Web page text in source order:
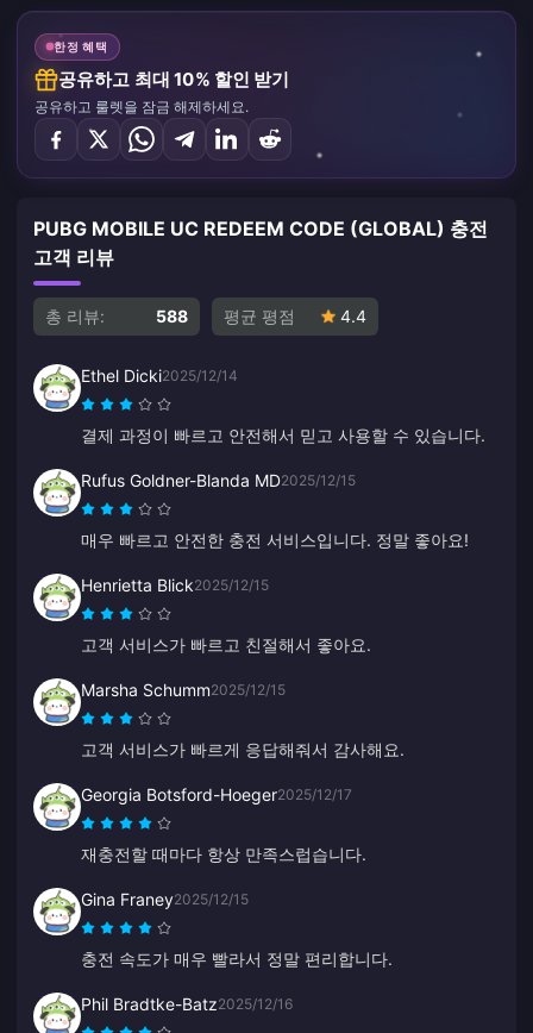
한정 혜택
공유하고 최대 10% 할인 받기
공유하고 룰렛을 잠금 해제하세요.
PUBG MOBILE UC REDEEM CODE (GLOBAL) 충전
고객 리뷰
총 리뷰: 588 평균 평점 4.4
Ethel Dicki2025/12/14
결제 과정이 빠르고 안전해서 믿고 사용할 수 있습니다.
Rufus Goldner-Blanda MD2025/12/15
매우 빠르고 안전한 충전 서비스입니다. 정말 좋아요!
Henrietta Blick2025/12/15
고객 서비스가 빠르고 친절해서 좋아요.
Marsha Schumm2025/12/15
고객 서비스가 빠르게 응답해줘서 감사해요.
Georgia Botsford-Hoeger2025/12/17
재충전할 때마다 항상 만족스럽습니다.
Gina Franey2025/12/15
충전 속도가 매우 빨라서 정말 편리합니다.
Phil Bradtke-Batz2025/12/16